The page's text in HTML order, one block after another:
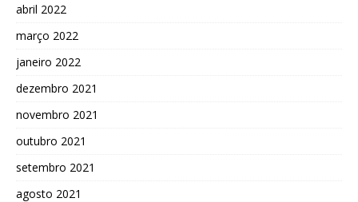
abril 2022
março 2022
janeiro 2022
dezembro 2021
novembro 2021
outubro 2021
setembro 2021
agosto 2021